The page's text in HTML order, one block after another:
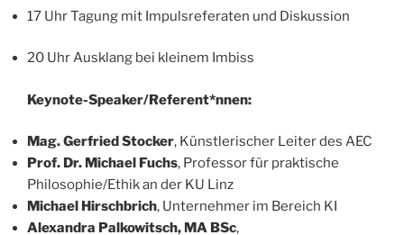
17 Uhr Tagung mit Impulsreferaten und Diskussion
20 Uhr Ausklang bei kleinem Imbiss
Keynote-Speaker/Referent*nnen:
Mag. Gerfried Stocker, Künstlerischer Leiter des AEC
Prof. Dr. Michael Fuchs, Professor für praktische
Philosophie/Ethik an der KU Linz
Michael Hirschbrich, Unternehmer im Bereich KI
Alexandra Palkowitsch, MA BSc,